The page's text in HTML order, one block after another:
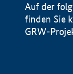
Auf der
finden Sie
GRW-